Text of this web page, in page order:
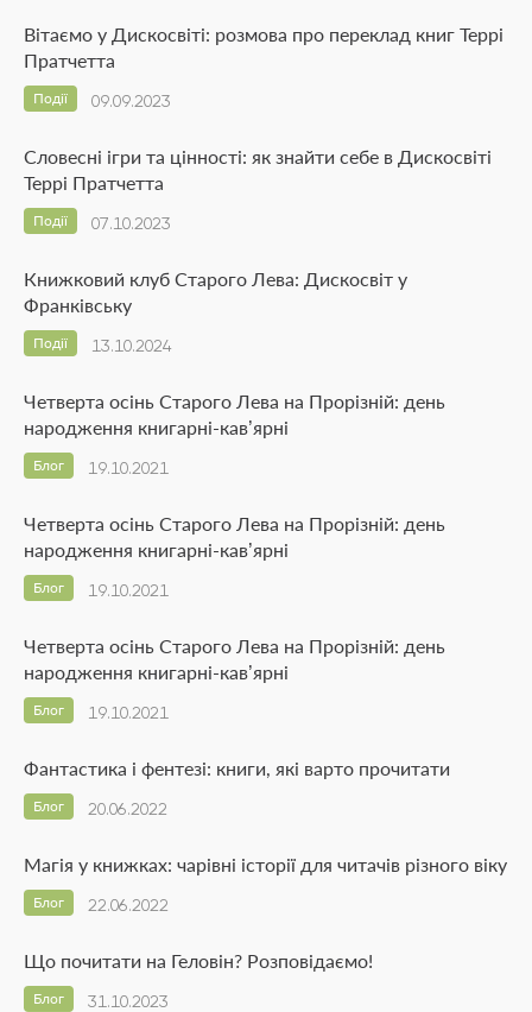
Вітаємо у Дискосвіті: розмова про переклад книг Террі
Пратчетта
09.09.2023
Події
Словесні ігри та цінності: як знайти себе в Дискосвіті
Террі Пратчетта
07.10.2023
Події
Книжковий клуб Старого Лева: Дискосвіт у
Франківську
13.10.2024
Події
Четверта осінь Старого Лева на Прорізній: день
народження книгарні-кав’ярні
19.10.2021
Блог
Четверта осінь Старого Лева на Прорізній: день
народження книгарні-кав’ярні
19.10.2021
Блог
Четверта осінь Старого Лева на Прорізній: день
народження книгарні-кав’ярні
19.10.2021
Блог
Фантастика і фентезі: книги, які варто прочитати
20.06.2022
Блог
Магія у книжках: чарівні історії для читачів різного віку
22.06.2022
Блог
Що почитати на Геловін? Розповідаємо!
31.10.2023
Блог